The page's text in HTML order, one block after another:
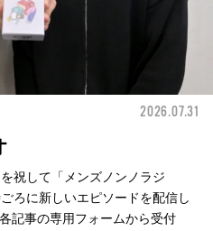
2026.07.31
祝して「メンズノンノラジ
ろに新しいエピソードを配信し
記事の専用フォームから受付